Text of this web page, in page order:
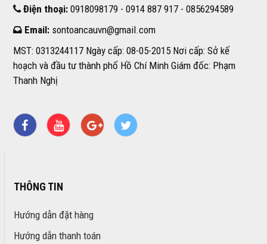
Điện thoại: 0918098179 - 0914 887 917 - 0856294589
Email: sontoancauvn@gmail.com
MST: 0313244117 Ngày cấp: 08-05-2015 Nơi cấp: Sở kế
hoạch và đầu tư thành phố Hồ Chí Minh Giám đốc: Phạm
Thanh Nghị
THÔNG TIN
Hướng dẫn đặt hàng
Hướng dẫn thanh toán